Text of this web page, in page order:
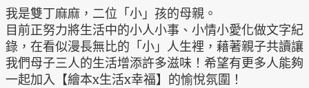
我是雙丁麻麻，二位「小」孩的母親。
目前正努力將生活中的小人小事、小情小愛化做文字紀
錄，在看似漫長無比的「小」人生裡，藉著親子共讀讓
我們母子三人的生活增添許多滋味！希望有更多人能夠
一起加入【繪本x生活x幸福】的愉悅氛圍！